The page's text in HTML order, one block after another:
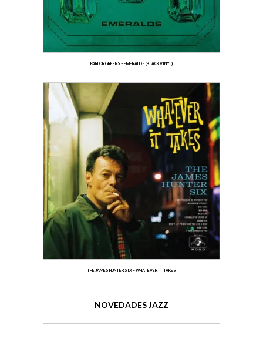
PARLOR GREENS – EMERALDS (BLACK VINYL)
THE JAMES HUNTER SIX – WHATEVER IT TAKES
NOVEDADES JAZZ